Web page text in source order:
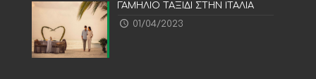
ΓΑΜΗΛΙΟ ΤΑΞΙΔΙ ΣΤΗΝ ΙΤΑΛΙΑ
01/04/2023